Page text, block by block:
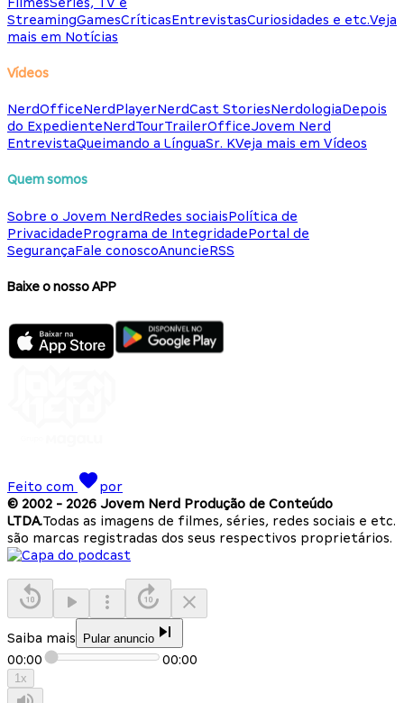
StreamingGamesCríticasEntrevistasCuriosidades e etc.Veja
mais em Notícias
Vídeos
NerdOfficeNerdPlayerNerdCast StoriesNerdologiaDepois
do ExpedienteNerdTourTrailerOfficeJovem Nerd
EntrevistaQueimando a LínguaSr. KVeja mais em Vídeos
Quem somos
Sobre o Jovem NerdRedes sociaisPolítica de
PrivacidadePrograma de IntegridadePortal de
SegurançaFale conoscoAnuncieRSS
Baixe o nosso APP
Feito com
por
© 2002 - 2026 Jovem Nerd Produção de Conteúdo
LTDA.Todas as imagens de filmes, séries, redes sociais e etc.
são marcas registradas dos seus respectivos proprietários.
Saiba mais Pular anuncio
00:00 00:00
1x